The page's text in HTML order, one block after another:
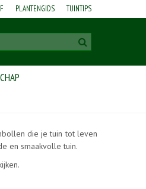
PLANTENGIDS TUINTIPS
die je tuin tot leven
en smaakvolle tuin.